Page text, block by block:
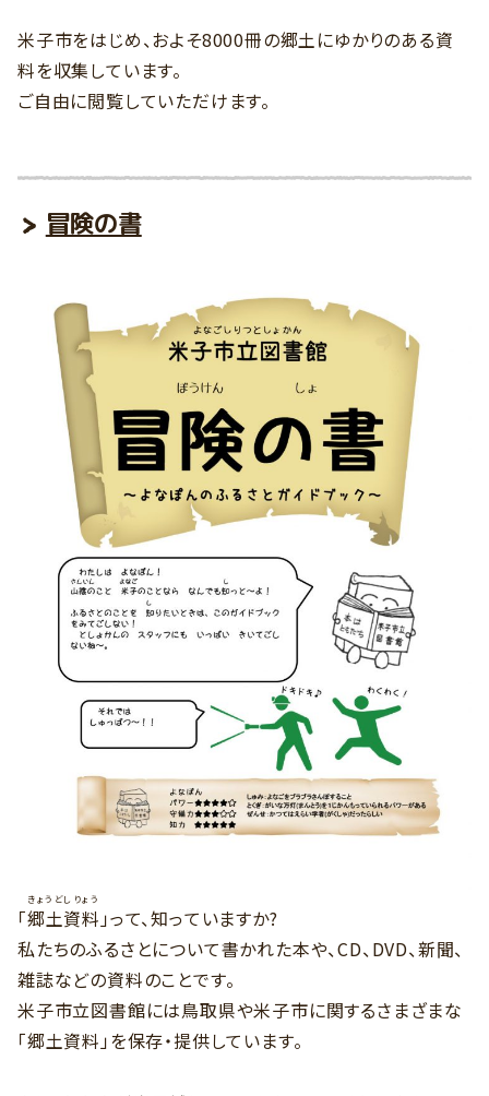
米子市をはじめ、およそ8000冊の郷土にゆかりのある資
料を収集しています。
ご自由に閲覧していただけます。
冒険の書
「郷土資料
きょうどしりょう
」って、知っていますか?
私たちのふるさとについて書かれた本や、CD、DVD、新聞、
雑誌などの資料のことです。
米子市立図書館には鳥取県や米子市に関するさまざまな
「郷土資料」を保存・提供しています。